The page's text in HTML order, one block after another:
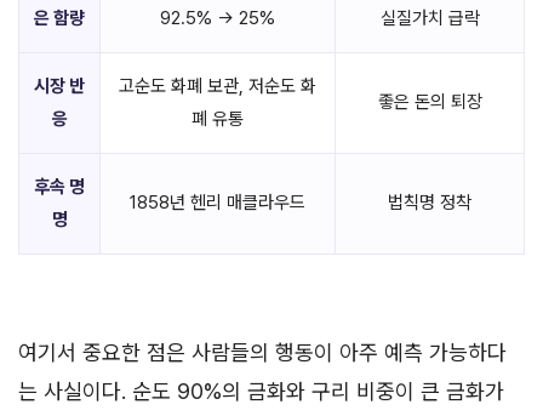
은 함량 92.5% → 25% 실질가치 급락
시장 반
응
고순도 화폐 보관, 저순도 화
폐 유통
좋은 돈의 퇴장
후속 명
명
1858년 헨리 매클라우드 법칙명 정착
여기서 중요한 점은 사람들의 행동이 아주 예측 가능하다
는 사실이다. 순도 90%의 금화와 구리 비중이 큰 금화가